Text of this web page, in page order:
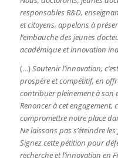
responsables R&D,
et citoyens, appelons à
l’embauche des jeunes
académique et innovation
(…)Soutenir l’innovation,
prospère et compétitif, en
contribuer pleinement à son
Renoncer à cet engagement,
compromettre notre place
Ne laissons pas s’éteindre
Signez cette pétition pour
recherche et l’innovation en